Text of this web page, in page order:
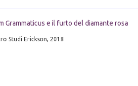
Grammaticus e il furto del diamante rosa
Studi Erickson, 2018